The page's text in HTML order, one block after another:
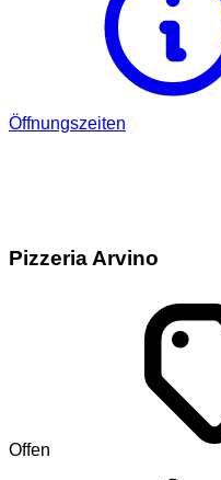
Öffnungszeiten
Pizzeria Arvino
Offen